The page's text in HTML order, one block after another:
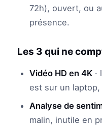
72h), ouvert, ou
présence.
Les 3 qui ne
Vidéo HD en 4K·
est sur un
Analyse de
malin, inutile en